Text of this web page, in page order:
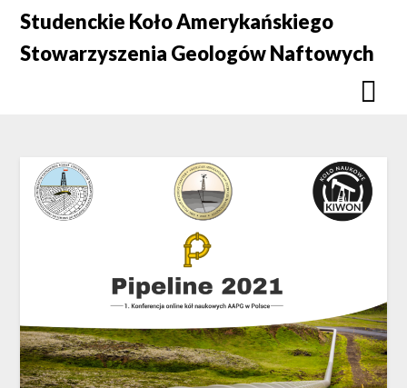
Skip
content
Studenckie Koło Amerykańskiego
Stowarzyszenia Geologów Naftowych